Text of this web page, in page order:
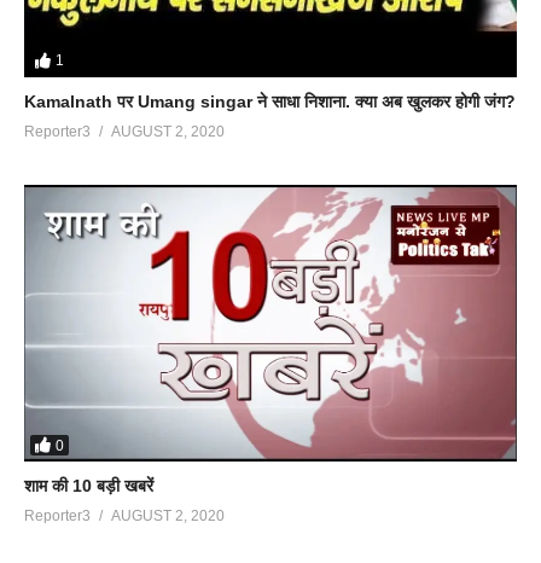
1
Kamalnath पर Umang singar ने साधा निशाना. क्या अब खुलकर होगी जंग?
Reporter3 AUGUST 2, 2020
0
शाम की 10 बड़ी खबरें
Reporter3 AUGUST 2, 2020